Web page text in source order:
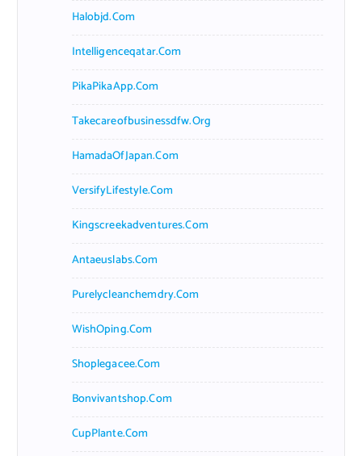
Halobjd.com
Intelligenceqatar.com
PikaPikaApp.com
Takecareofbusinessdfw.org
HamadaOfJapan.com
VersifyLifestyle.com
Kingscreekadventures.com
Antaeuslabs.com
Purelycleanchemdry.com
WishOping.com
Shoplegacee.com
Bonvivantshop.com
CupPlante.com